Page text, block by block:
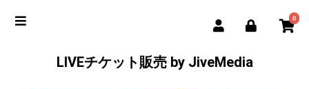
0
LIVEチケット販売 by JiveMedia